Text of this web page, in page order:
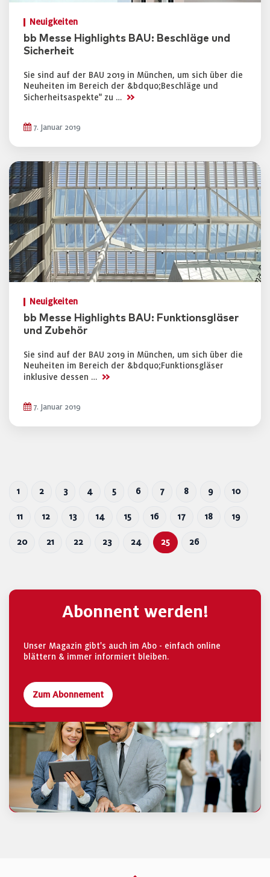
Neuigkeiten
bb Messe Highlights BAU: Beschläge und
Sicherheit
Sie sind auf der BAU 2019 in München, um sich über die
Neuheiten im Bereich der &bdquo;Beschläge und
Sicherheitsaspekte" zu … >>
7. Januar 2019
Neuigkeiten
bb Messe Highlights BAU: Funktionsgläser
und Zubehör
Sie sind auf der BAU 2019 in München, um sich über die
Neuheiten im Bereich der &bdquo;Funktionsgläser
inklusive dessen … >>
7. Januar 2019
1 2 3 4 5 6 7 8 9 10
11 12 13 14 15 16 17 18 19
20 21 22 23 24 25 26
Abonnent werden!
Unser Magazin gibt's auch im Abo - einfach online
blättern & immer informiert bleiben.
Zum Abonnement